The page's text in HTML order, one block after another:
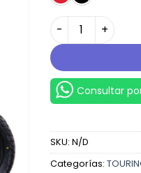
TK 300 cantidad
Consultar
SKU: N/D
Categorías: